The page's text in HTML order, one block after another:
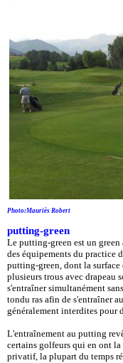
Photo:Mauriès Robert
putting-green
Le putting-green est un
des équipements du practice
putting-green, dont la
plusieurs trous avec drapeau
s'entraîner simultanément
tondu ras afin de s'entraîner
généralement interdites pour
L'entraînement au putting
certains golfeurs qui en ont
privatif, la plupart du temps